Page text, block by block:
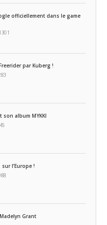
officiellement dans le game
par Kuberg !
son album MYKKI
l’Europe !
Grant